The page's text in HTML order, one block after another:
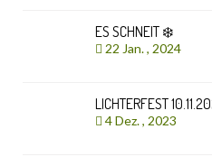
ES SCHNEIT ❄️
22 Jan. , 2024
LICHTERFEST
4 Dez. , 2023